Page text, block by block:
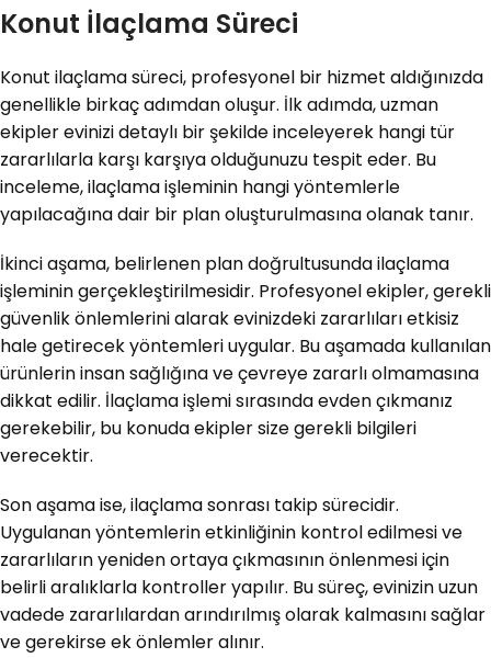
Konut İlaçlama Süreci
Konut ilaçlama süreci, profesyonel bir hizmet aldığınızda
genellikle birkaç adımdan oluşur. İlk adımda, uzman
ekipler evinizi detaylı bir şekilde inceleyerek hangi tür
zararlılarla karşı karşıya olduğunuzu tespit eder. Bu
inceleme, ilaçlama işleminin hangi yöntemlerle
yapılacağına dair bir plan oluşturulmasına olanak tanır.
İkinci aşama, belirlenen plan doğrultusunda ilaçlama
işleminin gerçekleştirilmesidir. Profesyonel ekipler, gerekli
güvenlik önlemlerini alarak evinizdeki zararlıları etkisiz
hale getirecek yöntemleri uygular. Bu aşamada kullanılan
ürünlerin insan sağlığına ve çevreye zararlı olmamasına
dikkat edilir. İlaçlama işlemi sırasında evden çıkmanız
gerekebilir, bu konuda ekipler size gerekli bilgileri
verecektir.
Son aşama ise, ilaçlama sonrası takip sürecidir.
Uygulanan yöntemlerin etkinliğinin kontrol edilmesi ve
zararlıların yeniden ortaya çıkmasının önlenmesi için
belirli aralıklarla kontroller yapılır. Bu süreç, evinizin uzun
vadede zararlılardan arındırılmış olarak kalmasını sağlar
ve gerekirse ek önlemler alınır.